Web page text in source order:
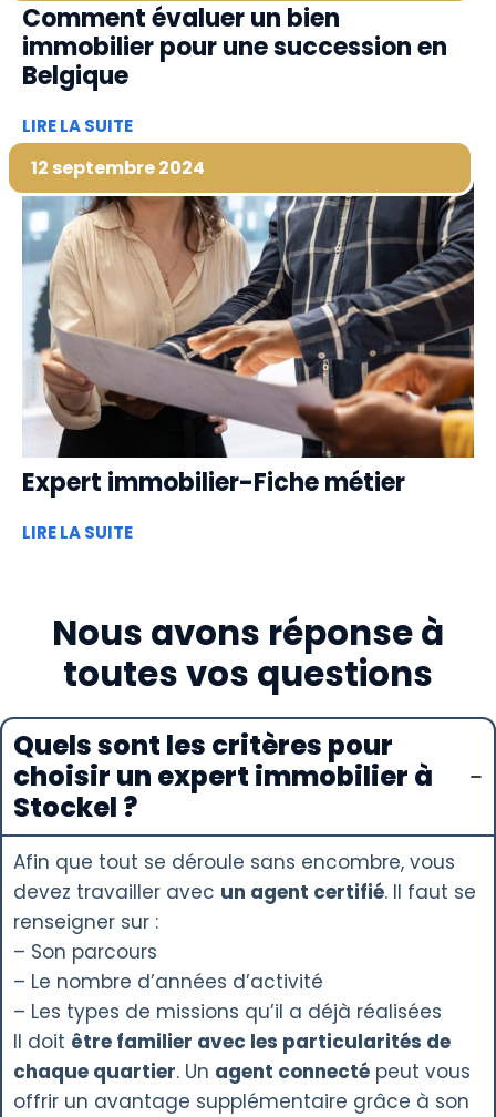
Comment évaluer un bien
immobilier pour une succession en
Belgique
LIRE LA SUITE
12 septembre 2024
Expert immobilier-Fiche métier
LIRE LA SUITE
Nous avons réponse à
toutes vos questions
Quels sont les critères pour
choisir un expert immobilier à
Stockel ?
Afin que tout se déroule sans encombre, vous
devez travailler avec un agent certifié. Il faut se
renseigner sur :
– Son parcours
– Le nombre d’années d’activité
– Les types de missions qu’il a déjà réalisées
Il doit être familier avec les particularités de
chaque quartier. Un agent connecté peut vous
offrir un avantage supplémentaire grâce à son